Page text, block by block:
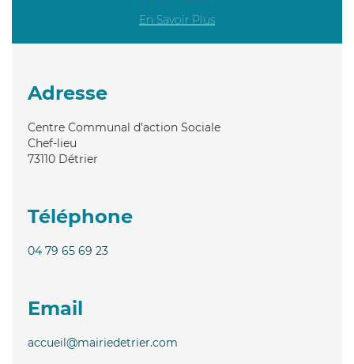
En Savoir Plus
Adresse
Centre Communal d'action Sociale
Chef-lieu
73110 Détrier
Téléphone
04 79 65 69 23
Email
accueil@mairiedetrier.com